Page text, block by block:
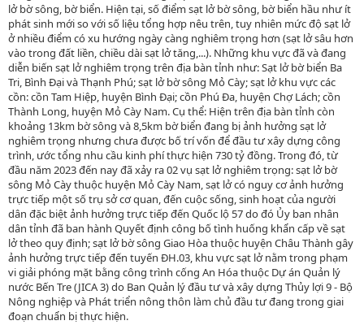
lở bờ sông, bờ biển. Hiện tại, số điểm sạt lở bờ sông, bờ biển hầu như ít
phát sinh mới so với số liệu tổng hợp nêu trên, tuy nhiên mức độ sạt lở
ở nhiều điểm có xu hướng ngày càng nghiêm trọng hơn (sạt lở sâu hơn
vào trong đất liền, chiều dài sạt lở tăng,...). Những khu vực đã và đang
diễn biến sạt lở nghiêm trọng trên địa bàn tỉnh như: Sạt lở bờ biển Ba
Tri, Bình Đại và Thạnh Phú; sạt lở bờ sông Mỏ Cày; sạt lở khu vực các
cồn: cồn Tam Hiệp, huyện Bình Đại; cồn Phú Đa, huyện Chợ Lách; cồn
Thành Long, huyện Mỏ Cày Nam. Cụ thể: Hiện trên địa bàn tỉnh còn
khoảng 13km bờ sông và 8,5km bờ biển đang bị ảnh hưởng sạt lở
nghiêm trọng nhưng chưa được bố trí vốn để đầu tư xây dựng công
trình, ước tổng nhu cầu kinh phí thực hiện 730 tỷ đồng. Trong đó, từ
đầu năm 2023 đến nay đã xảy ra 02 vụ sạt lở nghiêm trọng: sạt lở bờ
sông Mỏ Cày thuộc huyện Mỏ Cày Nam, sạt lở có nguy cơ ảnh hưởng
trực tiếp một số trụ sở cơ quan, đến cuộc sống, sinh hoạt của người
dân đặc biệt ảnh hưởng trực tiếp đến Quốc lộ 57 do đó Ủy ban nhân
dân tỉnh đã ban hành Quyết định công bố tình huống khẩn cấp về sạt
lở theo quy định; sạt lở bờ sông Giao Hòa thuộc huyện Châu Thành gây
ảnh hưởng trực tiếp đến tuyến ĐH.03, khu vực sạt lở nằm trong phạm
vi giải phóng mặt bằng công trình cống An Hóa thuộc Dự án Quản lý
nước Bến Tre (JICA 3) do Ban Quản lý đầu tư và xây dựng Thủy lợi 9 - Bộ
Nông nghiệp và Phát triển nông thôn làm chủ đầu tư đang trong giai
đoạn chuẩn bị thực hiện.